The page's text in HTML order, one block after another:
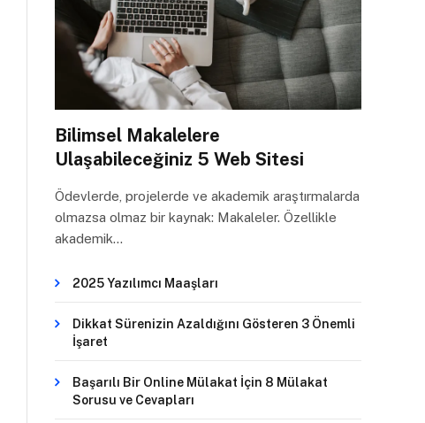
Bilimsel Makalelere
Ulaşabileceğiniz 5 Web Sitesi
Ödevlerde, projelerde ve akademik araştırmalarda
olmazsa olmaz bir kaynak: Makaleler. Özellikle
akademik…
2025 Yazılımcı Maaşları
Dikkat Sürenizin Azaldığını Gösteren 3 Önemli
İşaret
Başarılı Bir Online Mülakat İçin 8 Mülakat
Sorusu ve Cevapları